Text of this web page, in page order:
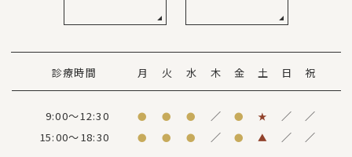
診療時間 月 火 水 木 金 土 日 祝
9:00～12:30 ● ● ● ／ ● ★ ／
／
15:00～18:30
● ● ● ／ ● ▲ ／ ／